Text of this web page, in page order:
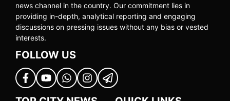
news channel in the country. Our commitment lies in
providing in-depth, analytical reporting and engaging
discussions on pressing issues without any bias or vested
interests.
FOLLOW US